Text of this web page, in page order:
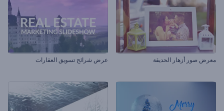
معرض صور أزهار الحديقة عرض شرائح تسويق العقارات